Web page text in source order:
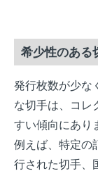
希少性のある
発行枚数が少な
な切手は、コレ
すい傾向にあり
例えば、特定の
行された切手、